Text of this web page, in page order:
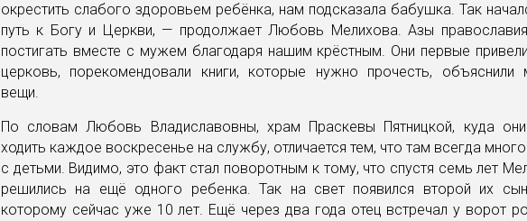
окрестить слабого здоровьем ребёнка, нам подсказала бабушка. Так
путь к Богу и Церкви, — продолжает Любовь Мелихова. Азы православия
постигать вместе с мужем благодаря нашим крёстным. Они первые
церковь, порекомендовали книги, которые нужно прочесть, объяснили
вещи.
По словам Любовь Владиславовны, храм Праскевы Пятницкой, куда они
ходить каждое воскресенье на службу, отличается тем, что там всегда
с детьми. Видимо, это факт стал поворотным к тому, что спустя семь лет
решились на ещё одного ребенка. Так на свет появился второй их
которому сейчас уже 10 лет. Ещё через два года отец встречал у ворот